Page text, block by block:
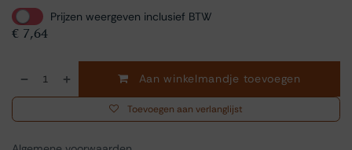
Prijzen weergeven inclusief BTW
€ 7,64
Aan winkelmandje toevoegen
Toevoegen aan verlanglijst